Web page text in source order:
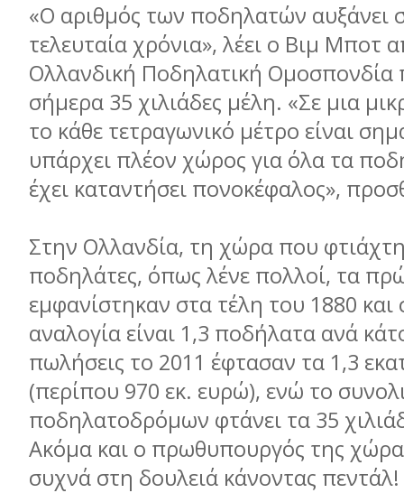
«Ο αριθμός των ποδηλατών αυξάνει
τελευταία χρόνια», λέει ο Βιμ Μποτ
Ολλανδική Ποδηλατική Ομοσπονδία
σήμερα 35 χιλιάδες μέλη. «Σε μια
το κάθε τετραγωνικό μέτρο είναι
υπάρχει πλέον χώρος για όλα τα
έχει καταντήσει πονοκέφαλος»,
Στην Ολλανδία, τη χώρα που
ποδηλάτες, όπως λένε πολλοί, τα
εμφανίστηκαν στα τέλη του 1880
αναλογία είναι 1,3 ποδήλατα ανά
πωλήσεις το 2011 έφτασαν τα 1,3
(περίπου 970 εκ. ευρώ), ενώ το
ποδηλατοδρόμων φτάνει τα 35
Ακόμα και ο πρωθυπουργός της
συχνά στη δουλειά κάνοντας πεντάλ!